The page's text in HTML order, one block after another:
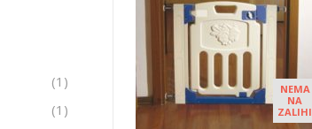
(1)
(1)
NEMA
NA
ZALIHI